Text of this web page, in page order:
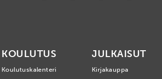
KOULUTUS
Koulutuskalenteri
JULKAISUT
Kirjakauppa